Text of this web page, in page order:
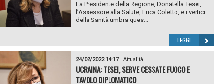
La Presidente della Regione, Donatella Tesei,
l’Assessore alla Salute, Luca Coletto, e i vertici
della Sanità umbra ques...
LEGGI
24/02/2022 14:17| Attualità
UCRAINA: TESEI, SERVE CESSATE FUOCO E
TAVOLO DIPLOMATICO